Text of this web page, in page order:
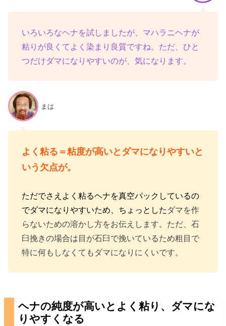
いろいろなヘナを試しましたが、マハラニヘナが
粘りが良くてよく染まり良質ですね。ただ、ひと
つだけダマになりやすいのが、気になります。
まは
よく粘る＝粘度が高いとダマになりやすいと
いう欠点が。
ただでさえよく粘るヘナを真空パックしているの
でダマになりやすいため、ちょっとした ダマを作
らないための溶かし方をお伝えします。ただ、石
臼挽きの場合は目が石臼で挽いているため粗目で
特に何もしなくてもダマになりにくいです。
ヘナの純度が高いとよく粘り、ダマにな
りやすくなる